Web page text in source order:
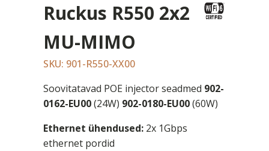
Ruckus R550 2x2
MU-MIMO
SKU: 901-R550-XX00
Soovitatavad POE injector seadmed 902-
0162-EU00(24W) 902-0180-EU00(60W)
Ethernet ühendused: 2x 1Gbps
ethernet pordid